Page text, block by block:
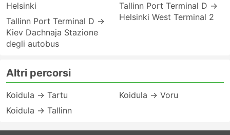
Helsinki
Tallinn Port Terminal D →
Kiev Dachnaja Stazione
degli autobus
Tallinn Port Terminal D →
Helsinki West Terminal 2
Altri percorsi
Koidula → Tartu
Koidula → Tallinn
Koidula → Voru